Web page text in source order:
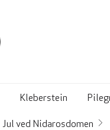
Kleberstein
Jul ved Nidarosdomen